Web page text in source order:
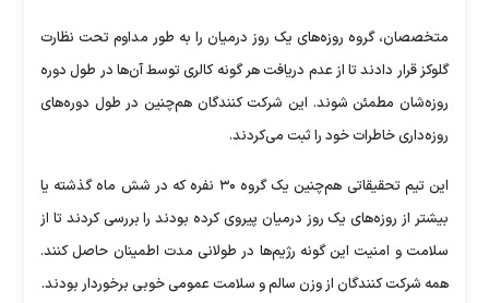
متخصصان، گروه روزه‌های یک روز درمیان را به طور مداوم تحت نظارت
گلوکز قرار دادند تا از عدم دریافت هر گونه کالری توسط آن‌ها در طول دوره
روزه‌شان مطمئن شوند. این شرکت‌ کنندگان هم‌چنین در طول دوره‌های
روزه‌داری خاطرات خود را ثبت می‌کردند.
این تیم تحقیقاتی هم‌چنین یک گروه ۳۰ نفره که در شش ماه گذشته یا
بیشتر از روزه‌های یک روز درمیان پیروی کرده‌ بودند را بررسی کردند تا از
سلامت و امنیت این گونه رژیم‌ها در طولانی مدت اطمینان حاصل کنند.
همه شرکت کنندگان از وزن سالم و سلامت عمومی خوبی برخوردار بودند.